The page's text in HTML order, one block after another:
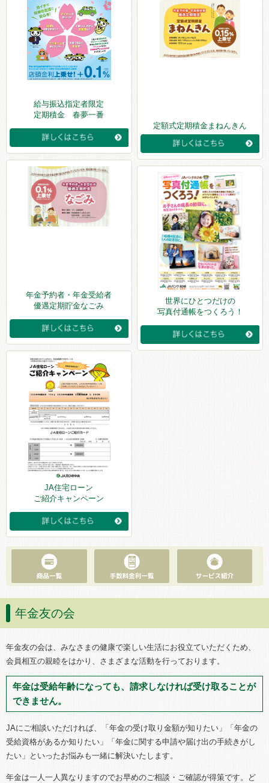
給与振込指定者限定
定期積金 春夢一番
定額式定期積金まねんきん
年金予約者・年金受給者
優遇定期貯金なごみ
世界にひとつだけの
写真付通帳をつくろう！
JA住宅ローン
ご紹介キャンペーン
年金友の会
年金友の会は、みなさまの健康で楽しい生活にお役立ていただくため、
会員相互の親睦をはかり、さまざまな活動を行っております。
年金は受給年齢になっても、請求しなければ受け取ることが
できません。
JAにご相談いただければ、「年金の受け取り金額が知りたい」「年金の
受給資格があるか知りたい」「年金に関する申請や届け出の手続きがし
たい」といったお悩みも一緒に解決いたします。
年金は一人一人異なりますのでお早めのご相談・ご確認が得策です。ど